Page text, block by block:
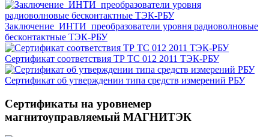
Заключение_ИНТИ_преобразователи уровня радиоволновые
бесконтактные ТЭК-РБУ
Сертификат соответствия ТР ТС 012 2011 ТЭК-РБУ
Сертификат об утверждении типа средств измерений РБУ
Сертификаты на уровнемер
магнитоуправляемый МАГНИТЭК